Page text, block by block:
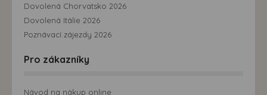
Dovolená Chorvatsko 2026
Dovolená Itálie 2026
Poznávací zájezdy 2026
Pro zákazníky
Návod na nákup online